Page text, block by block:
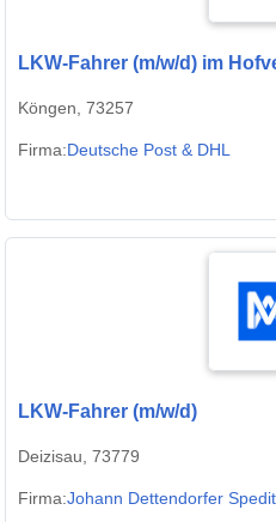
LKW-Fahrer (m/w/d) im
Köngen, 73257
Firma:Deutsche Post & DHL
LKW-Fahrer (m/w/d)
Deizisau, 73779
Firma:Johann Dettendorfer